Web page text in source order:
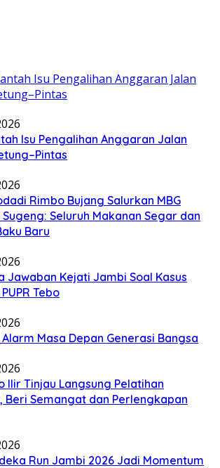
Isu Pengalihan Anggaran Jalan
Rimbo Bujang Salurkan MBG
Sugeng: Seluruh Makanan Segar dan
Baru
Jawaban Kejati Jambi Soal Kasus
Tebo
Alarm Masa Depan Generasi Bangsa
Ilir Tinjau Langsung Pelatihan
Beri Semangat dan Perlengkapan
Run Jambi 2026 Jadi Momentum